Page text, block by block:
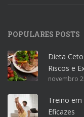
POPULARES POSTS
Dieta
Riscos e
novembro
Treino em
Eficazes